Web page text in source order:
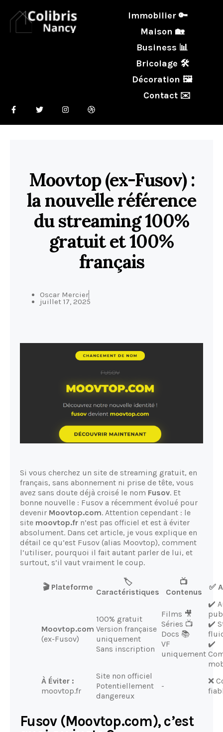
Immobilier 🔑
Maison 🏡
Business 📊
Bricolage 🛠️
Décoration 🖼️
Contact ✉️
Moovtop (ex-Fusov) :
la nouvelle référence
du streaming 100%
gratuit et 100%
français
Oscar Mercier
juillet 17, 2025
Si vous cherchez un site de streaming gratuit, en
français, sans abonnement ni prise de tête, vous
avez sans doute déjà croisé le nom Fusov. Et
bonne nouvelle : Fusov a récemment évolué pour
devenir Moovtop.com. Attention cependant : le
site moovtop.fr n’est pas officiel et est à éviter
absolument. Dans cet article, je vous explique en
détail ce qu’est Fusov (alias Moovtop), comment
l’utiliser, pourquoi il fait autant parler de lui, et
surtout, s’il vaut vraiment le coup.
🎬 Plateforme
🏷️
Caractéristiques
📺
Contenus
✅
Moovtop.com
(ex-Fusov)
100% gratuit
Version française
uniquement
Sans inscription
Films 🎥
Séries 📺
Docs 📚
VF
uniquement
✔️
✔️
✔️
À Éviter :
moovtop.fr
Site non officiel
Potentiellement
dangereux
-
❌
Fusov (Moovtop.com), c’est